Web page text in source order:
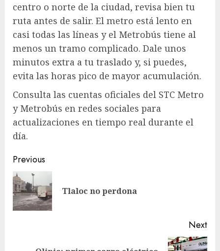
centro o norte de la ciudad, revisa bien tu
ruta antes de salir. El metro está lento en
casi todas las líneas y el Metrobús tiene al
menos un tramo complicado. Dale unos
minutos extra a tu traslado y, si puedes,
evita las horas pico de mayor acumulación.
Consulta las cuentas oficiales del STC Metro
y Metrobús en redes sociales para
actualizaciones en tiempo real durante el
día.
Post
navigation
Previous
Tlaloc no perdona
Next